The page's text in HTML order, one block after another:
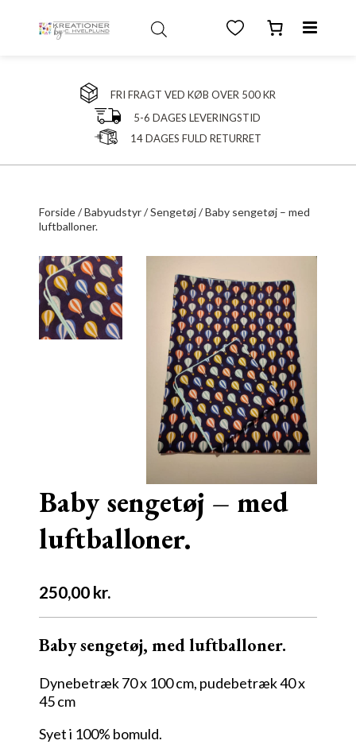
FRI FRAGT VED KØB OVER 500 KR
5-6 DAGES LEVERINGSTID
14 DAGES FULD RETURRET
Forside/Babyudstyr/Sengetøj/ Baby sengetøj – med
luftballoner.
Baby sengetøj – med
luftballoner.
250,00 kr.
Baby sengetøj, med luftballoner.
Dynebetræk 70 x 100 cm, pudebetræk 40 x
45 cm
Syet i 100% bomuld.